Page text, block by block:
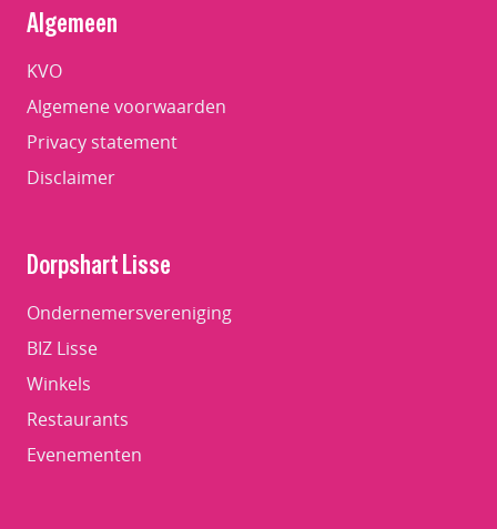
Algemeen
KVO
Algemene voorwaarden
Privacy statement
Disclaimer
Dorpshart Lisse
Ondernemersvereniging
BIZ Lisse
Winkels
Restaurants
Evenementen